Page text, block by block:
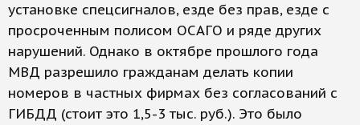
установке спецсигналов, езде без прав, езде с
просроченным полисом ОСАГО и ряде других
нарушений. Однако в октябре прошлого года
МВД разрешило гражданам делать копии
номеров в частных фирмах без согласований с
ГИБДД (стоит это 1,5-3 тыс. руб.). Это было